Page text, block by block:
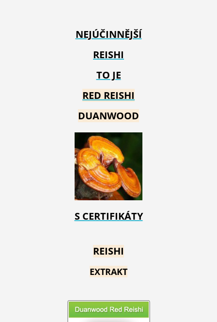
NEJÚČINNĚJŠÍ
REISHI
TO JE
RED REISHI
DUANWOOD
S CERTIFIKÁTY
REISHI
EXTRAKT